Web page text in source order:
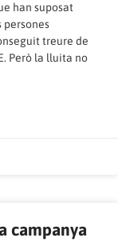
han suposat
persones
treure de
Però la lluita no
campanya